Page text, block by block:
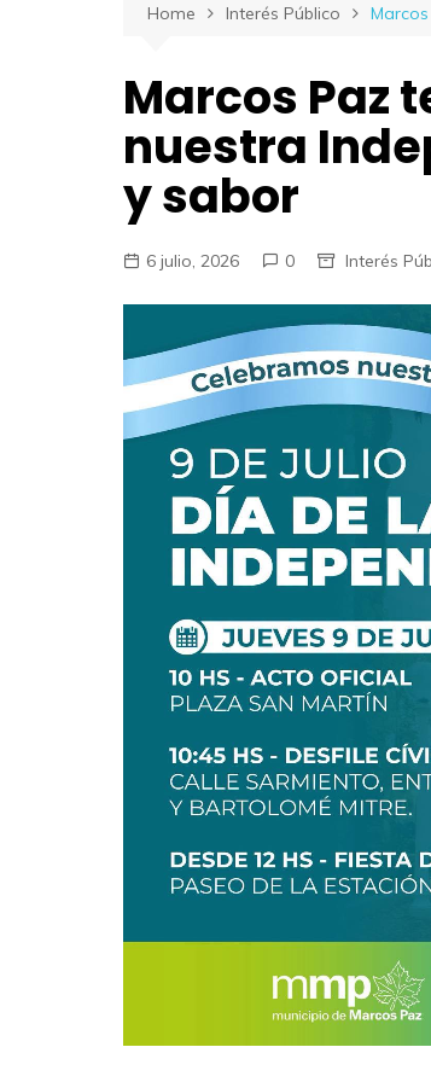
Home Interés Público
Marcos Paz
nuestra
y sabor
6 julio, 2026 0 Interés